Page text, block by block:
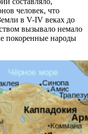
человек, что
в V-IV веках до
вызывало немало
покоренные народы